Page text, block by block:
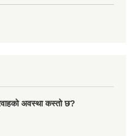
अवस्था कस्तो छ?